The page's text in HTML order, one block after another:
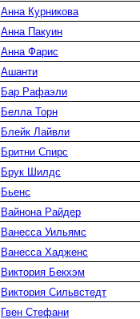
Анна Курникова
Анна Пакуин
Анна Фарис
Ашанти
Бар Рафаэли
Белла Торн
Блейк Лайвли
Бритни Спирс
Брук Шилдс
Бьенс
Вайнона Райдер
Ванесса Уильямс
Ванесса Хадженс
Виктория Бекхэм
Виктория Сильвстедт
Гвен Стефани